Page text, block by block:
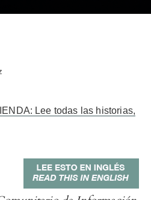
Lee todas las historias,